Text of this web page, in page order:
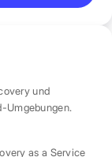
und
Umgebungen.
as a Service